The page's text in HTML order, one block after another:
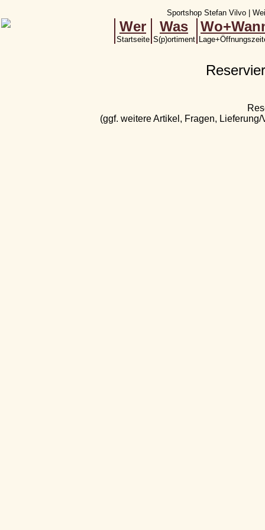
Sportshop Stefan Vilvo |
Wer
Startseite
Was
S(p)ortiment
(ggf. weitere Artikel, Fragen, Lieferung/